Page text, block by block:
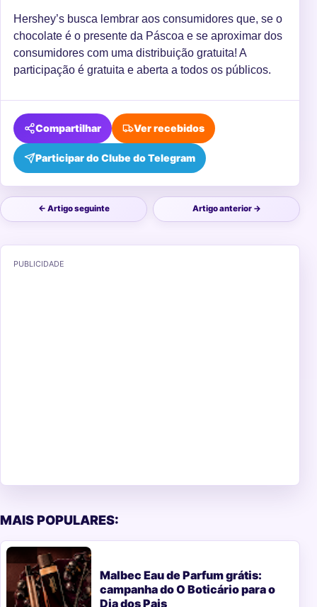
Hershey’s busca lembrar aos consumidores que, se o
chocolate é o presente da Páscoa e se aproximar dos
consumidores com uma distribuição gratuita! A
participação é gratuita e aberta a todos os públicos.
Compartilhar
Participar do Clube do Telegram
Ver recebidos
← Artigo seguinte Artigo anterior →
PUBLICIDADE
MAIS POPULARES:
Malbec Eau de Parfum grátis:
campanha do O Boticário para o
Dia dos Pais